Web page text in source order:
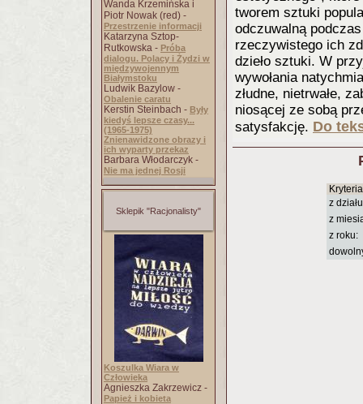
Wanda Krzemińska i
Piotr Nowak (red) -
Przestrzenie informacji
Katarzyna Sztop-
Rutkowska - Próba
dialogu. Polacy i Żydzi w
międzywojennym
Białymstoku
Ludwik Bazylow -
Obalenie caratu
Kerstin Steinbach - Były
kiedyś lepsze czasy...
(1965-1975)
Znienawidzone obrazy i
ich wyparty przekaz
Barbara Włodarczyk -
Nie ma jednej Rosji
Sklepik "Racjonalisty"
Koszulka Wiara w
Człowieka
Agnieszka Zakrzewicz -
Papież i kobieta
tworem sztuki
odczuwalną
rzeczywistego ich
dzieło sztuki. W
wywołania
złudne, nietrwałe,
niosącej ze sobą
satysfakcję. Do
z
z
z roku: